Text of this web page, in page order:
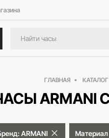
ГЛАВНАЯ КАТАЛОГ
ARMANI Материал